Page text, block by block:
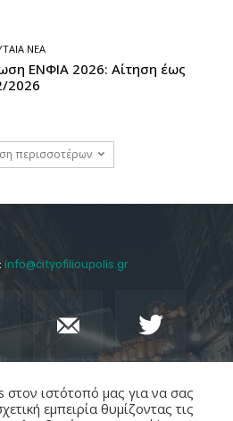
ΝΈΑ
ΕΝΦΙΑ 2026: Αίτηση έως
2026
περισσοτέρων
info@cityofilioupolis.gr
στον ιστότοπό μας για να σας
εμπειρία θυμίζοντας τις